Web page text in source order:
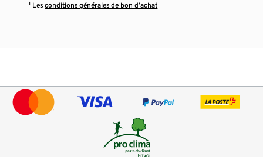
¹ Lesconditions générales de bon d’achat